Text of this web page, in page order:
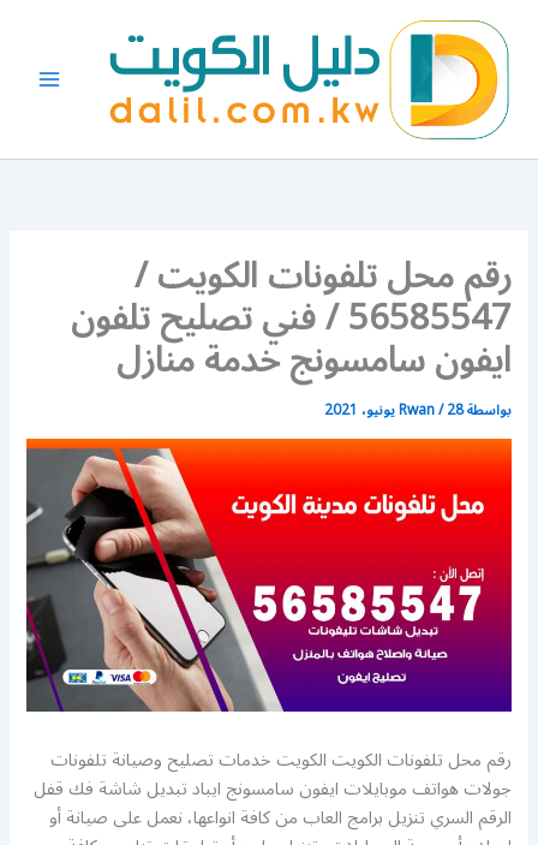
المحتوى
رقم محل تلفونات الكويت /
56585547 / فني تصليح تلفون
ايفون سامسونج خدمة منازل
بواسطة Rwan/28 يونيو، 2021
رقم محل تلفونات الكويت الكويت خدمات تصليح وصيانة تلفونات
جولات هواتف موبايلات ايفون سامسونج ايباد تبديل شاشة فك قفل
الرقم السري تنزيل برامج العاب من كافة انواعها، نعمل على صيانة أو